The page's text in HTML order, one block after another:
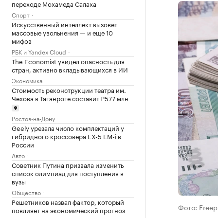
переходе Мохамеда Салаха
Спорт
Искусственный интеллект вызовет
массовые увольнения — и еще 10
мифов
РБК и Yandex Cloud
The Economist увидел опасность для
стран, активно вкладывающихся в ИИ
Экономика
Стоимость реконструкции театра им.
Чехова в Таганроге составит ₽577 млн
Ростов-на-Дону
Geely урезала число комплектаций у
гибридного кроссовера EX-5 EM-i в
России
Авто
Советник Путина призвала изменить
список олимпиад для поступления в
вузы
Общество
Решетников назвал фактор, который
повлияет на экономический прогноз
Фото: